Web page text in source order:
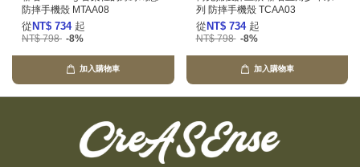
防摔手機殼 MTAA08
從 NT$ 734 起
NT$ 798 -8%
加入購物車
列 防摔手機殼 TCAA03
從 NT$ 734 起
NT$ 798 -8%
加入購物車